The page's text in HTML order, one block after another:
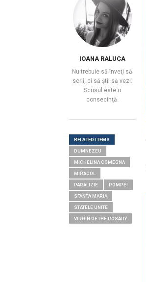
IOANA RALUCA
Nu trebuie să înveţi să
scrii, ci să știi să vezi.
Scrisul este o
consecinţă.
RELATED ITEMS
DUMNEZEU
MICHELINA COMEGNA
MIRACOL
PARALIZIE POMPEI
SFANTA MARIA
STATELE UNITE
VIRGIN OF THE ROSARY